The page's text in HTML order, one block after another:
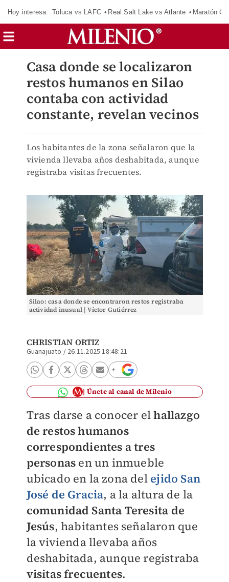
Hoy interesa: Toluca vs LAFC Real Salt Lake vs Atlante Maratón
Casa donde se localizaron
restos humanos en Silao
contaba con actividad
constante, revelan vecinos
Los habitantes de la zona señalaron que la
vivienda llevaba años deshabitada, aunque
registraba visitas frecuentes.
Silao: casa donde se encontraron restos registraba
actividad inusual | Víctor Gutiérrez
CHRISTIAN ORTIZ
Guanajuato / 26.11.2025 18:48:21
Únete al canal de Milenio
Tras darse a conocer elhallazgo
de restos humanos
correspondientes a tres
personas en un inmueble
ubicado en la zona del ejido San
José de Gracia, a la altura de la
comunidad Santa Teresita de
Jesús, habitantes señalaron que
la vivienda llevaba años
deshabitada, aunque registraba
visitas frecuentes.